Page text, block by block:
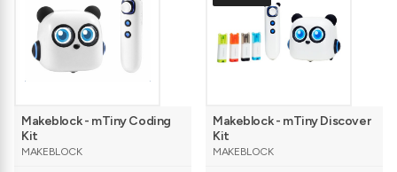
Makeblock - mTiny Coding
Kit
PRODUCENT
MAKEBLOCK
Makeblock - mTiny Discover
Kit
PRODUCENT
MAKEBLOCK